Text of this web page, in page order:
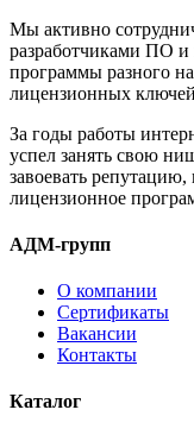
Мы активно
разработчиками ПО и
программы разного
лицензионных
За годы работы
успел занять свою
завоевать репутацию,
лицензионное
АДМ-групп
О компании
Сертификаты
Вакансии
Контакты
Каталог